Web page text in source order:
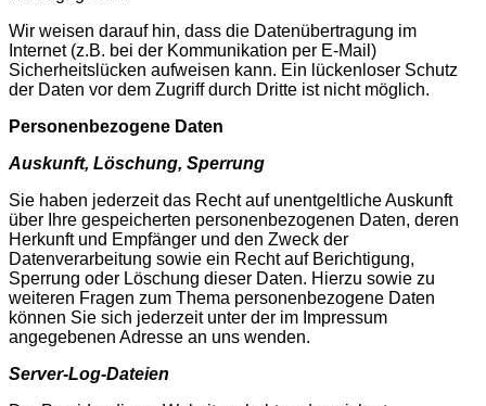
Wir weisen darauf hin, dass die Datenübertragung im
Internet (z.B. bei der Kommunikation per E-Mail)
Sicherheitslücken aufweisen kann. Ein lückenloser Schutz
der Daten vor dem Zugriff durch Dritte ist nicht möglich.
Personenbezogene Daten
Auskunft, Löschung, Sperrung
Sie haben jederzeit das Recht auf unentgeltliche Auskunft
über Ihre gespeicherten personenbezogenen Daten, deren
Herkunft und Empfänger und den Zweck der
Datenverarbeitung sowie ein Recht auf Berichtigung,
Sperrung oder Löschung dieser Daten. Hierzu sowie zu
weiteren Fragen zum Thema personenbezogene Daten
können Sie sich jederzeit unter der im Impressum
angegebenen Adresse an uns wenden.
Server-Log-Dateien